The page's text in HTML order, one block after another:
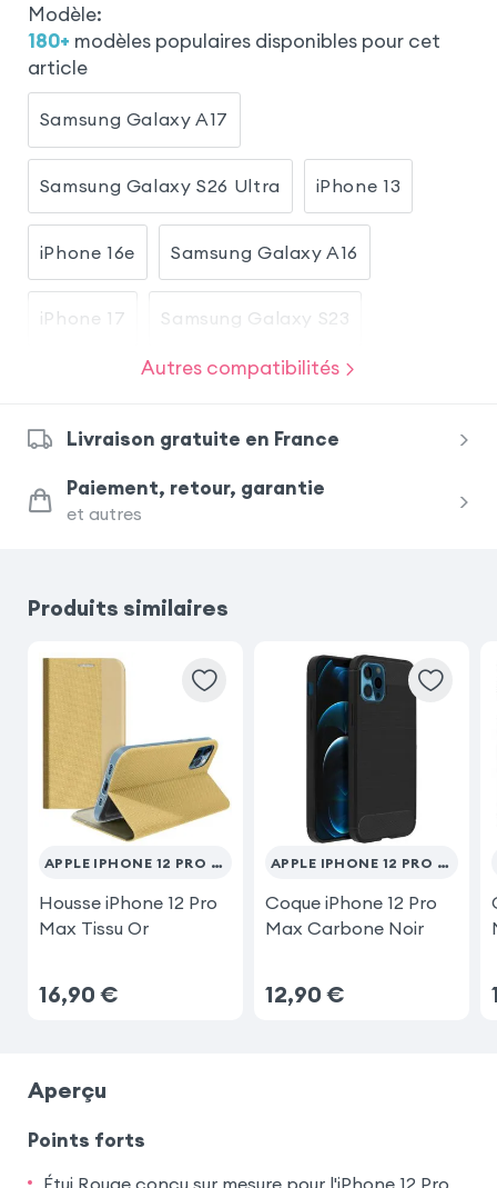
Modèle:
180+ modèles populaires disponibles pour cet
article
Samsung Galaxy A17
Samsung Galaxy S26 Ultra iPhone 13
iPhone 16e Samsung Galaxy A16
iPhone 17 Samsung Galaxy S23
Samsung Galaxy S24 Ultra
Samsung Galaxy S23 Ultra
Samsung Galaxy A34 5G
Autres compatibilités
Livraison gratuite en France
Paiement, retour, garantie
et autres
Produits similaires
APPLE IPHONE 12 PRO MAX
Housse iPhone 12 Pro
Max Tissu Or
16,90 €
APPLE IPHONE 12 PRO MAX
Coque iPhone 12 Pro
Max Carbone Noir
12,90 €
Aperçu
Points forts
Étui Rouge conçu sur mesure pour l'iPhone 12 Pro